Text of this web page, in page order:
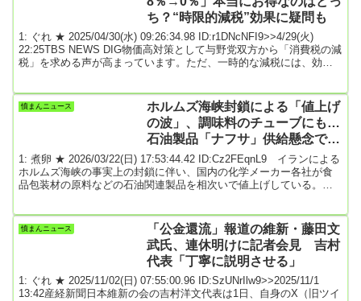
ち？“時限的減税”効果に疑問も
1: ぐれ ★ 2025/04/30(水) 09:26:34.98 ID:r1DNcNFI9>>4/29(火)
22:25TBS NEWS DIG物価高対策として与野党双方から「消費税の減
税」を求める声が高まっています。ただ、一時的な減税には、効果
ー：選挙を前にして一気に過熱してきたのが「減税策」です。どの
くらいの期間、そして財源をどうするのか。様々な課題があります
憤まんニュース
ホルムズ海峡封鎖による「値上げ
の波」、調味料のチューブにも…
石油製品「ナフサ」供給懸念でエ
チレン減産
1: 煮卵 ★ 2026/03/22(日) 17:53:44.42 ID:Cz2FEqnL9 イランによる
ホルムズ海峡の事実上の封鎖に伴い、国内の化学メーカー各社が食
品包装材の原料などの石油関連製品を相次いで値上げしている。原
食品包装材や建設資材など幅広く、消費者が手に取る日用品や食品
価格に波及する可能性がある。（福原悠介）クラレは、ゼリーのカ
ップや調味料のチューブなど食品の包...
憤まんニュース
「公金還流」報道の維新・藤田文
武氏、連休明けに記者会見 吉村
代表「丁寧に説明させる」
1: ぐれ ★ 2025/11/02(日) 07:55:00.96 ID:SzUNrIlw9>>2025/11/1
13:42産経新聞日本維新の会の吉村洋文代表は1日、自身のX（旧ツイ